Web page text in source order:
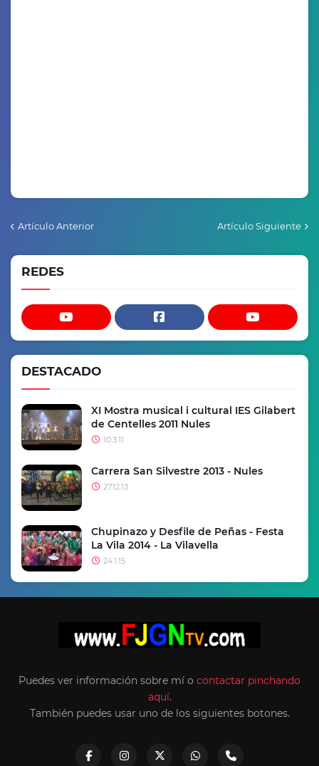
Artículo Anterior Artículo Siguiente
REDES
DESTACADO
XI Mostra musical i cultural IES Gilabert
de Centelles 2011 Nules
10.3.11
Carrera San Silvestre 2013 - Nules
27.12.13
Chupinazo y Desfile de Peñas - Festa
La Vila 2014 - La Vilavella
24.1.15
Puedes ver información sobre mí o contactar pinchando
aquí.
También puedes usar uno de los siguientes botones.